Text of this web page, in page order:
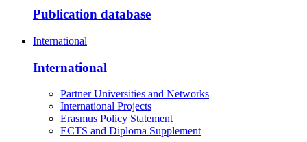
Publication database
International
International
Partner Universities and Networks
International Projects
Erasmus Policy Statement
ECTS and Diploma Supplement